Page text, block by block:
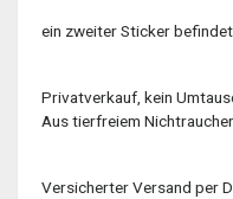
ein zweiter Sticker
Privatverkauf, kein
Aus tierfreiem
Versicherter Versand per